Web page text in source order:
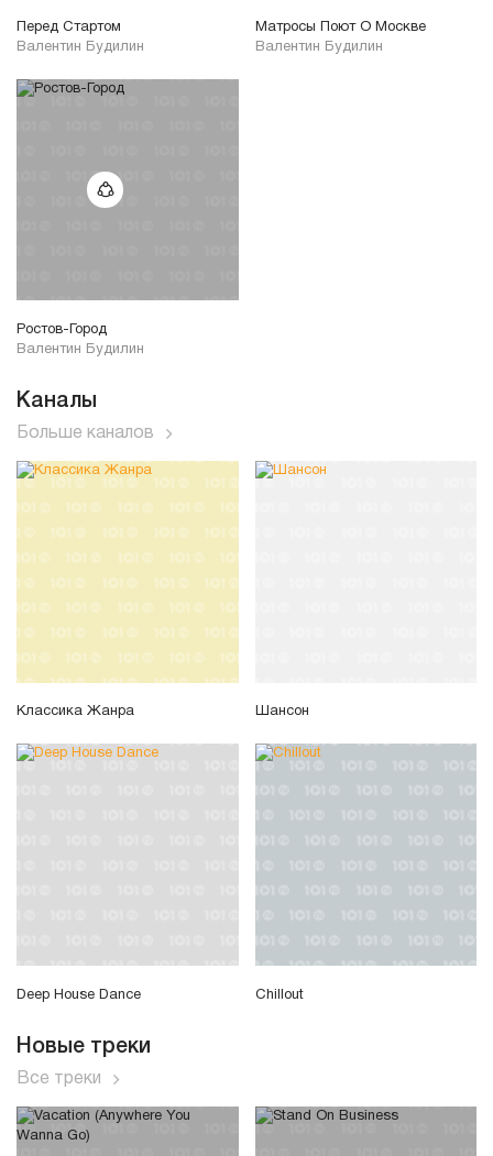
Перед Стартом
Валентин Будилин
Матросы Поют О Москве
Валентин Будилин
Ростов-Город
Валентин Будилин
Каналы
Больше каналов
Классика Жанра Шансон
Deep House Dance Chillout
Новые треки
Все треки